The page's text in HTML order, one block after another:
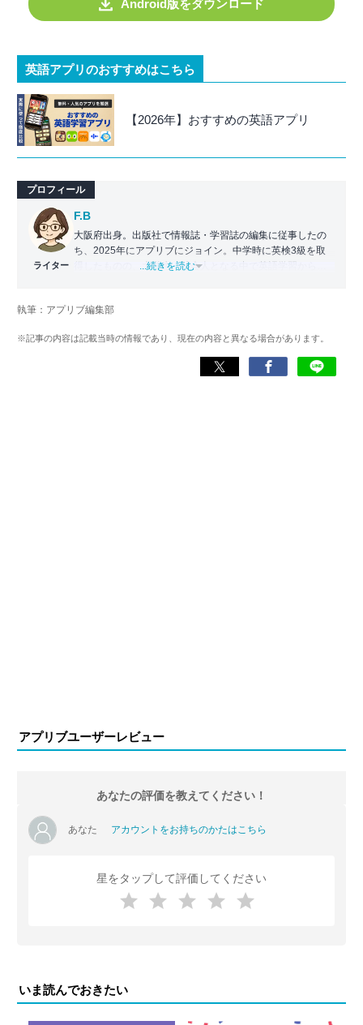
Android版をダウンロード
英語アプリのおすすめはこちら
【2026年】おすすめの英語アプリ
プロフィール
ライター
F.B
大阪府出身。出版社で情報誌・学習誌の編集に従事したの
ち、2025年にアプリブにジョイン。中学時に英検3級を取
得したものの、大学生・社会人となる中で英語学習から遠
り添える記事を目指している。
...続きを読む
執筆：アプリブ編集部
※記事の内容は記載当時の情報であり、現在の内容と異なる場合があります。
アプリブユーザーレビュー
あなたの評価を教えてください！
あなた アカウントをお持ちのかたはこちら
星をタップして評価してください
いま読んでおきたい